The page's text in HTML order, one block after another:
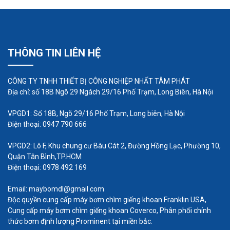
Ưu điểm vượt trội máy bơm định
lượng hóa chất Prominent
THÔNG TIN LIÊN HỆ
CÔNG TY TNHH THIẾT BỊ CÔNG NGHIỆP NHẤT TÂM PHÁT
Địa chỉ: số 18B Ngõ 29 Ngách 29/16 Phố Trạm, Long Biên, Hà Nội
VPGD1: Số 18B, Ngõ 29/16 Phố Trạm, Long biên, Hà Nội
Điện thoại: 0947 790 666
VPGD2: Lô F, Khu chung cư Bàu Cát 2, Đường Hồng Lạc, Phường 10,
Quận Tân Bình,TP.HCM
Điện thoại: 0978 492 169
Email: maybomdl@gmail.com
Độc quyền cung cấp máy bơm chìm giếng khoan Franklin USA,
Cung cấp máy bơm chìm giếng khoan Coverco, Phân phối chính
thức bơm định lượng Prominent tại miền bắc.